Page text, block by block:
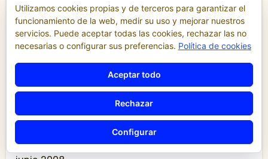
marzo 2009
enero 2009
noviembre 2008
Utilizamos cookies propias y de terceros para garantizar el
funcionamiento de la web, medir su uso y mejorar nuestros
servicios. Puede aceptar todas las cookies, rechazar las no
necesarias o configurar sus preferencias. Política de cookies
Aceptar todo
Rechazar
Configurar